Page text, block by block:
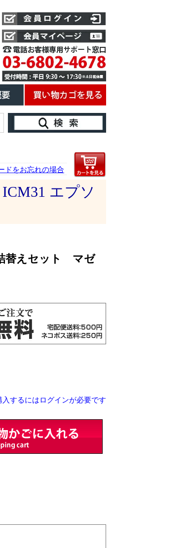
ドをお忘れの場合
エプソ
替えセット マゼ
入するにはログインが必要です